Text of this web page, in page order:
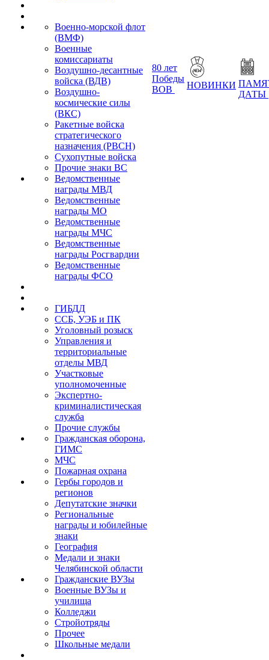
Военно-морской флот
(ВМФ)
Военные
комиссариаты
Воздушно-десантные
войска (ВДВ)
Воздушно-
космические силы
(ВКС)
Ракетные войска
стратегического
назначения (РВСН)
Сухопутные войска
Прочие знаки ВС
Ведомственные
награды МВД
Ведомственные
награды МО
Ведомственные
награды МЧС
Ведомственные
награды Росгвардии
Ведомственные
награды ФСО
ГИБДД
ССБ, УЭБ и ПК
Уголовный розыск
Управления и
территориальные
отделы МВД
Участковые
уполномоченные
Экспертно-
криминалистическая
служба
Прочие службы
Гражданская оборона,
ГИМС
МЧС
Пожарная охрана
Гербы городов и
регионов
Депутатские значки
Региональные
награды и юбилейные
знаки
География
Медали и знаки
Челябинской области
Гражданские ВУЗы
Военные ВУЗы и
училища
Колледжи
Стройотряды
Прочее
Школьные медали
80 лет
Победы
ВОВ
НОВИНКИ
ДАТЫ